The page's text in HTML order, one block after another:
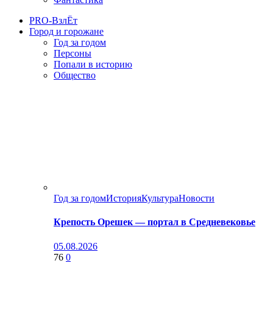
PRO-ВзлЁт
Город и горожане
Год за годом
Персоны
Попали в историю
Общество
Год за годомИсторияКультураНовости
Крепость Орешек — портал в Средневековье
05.08.2026
76 0